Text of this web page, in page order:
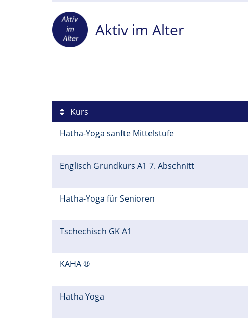
Aktiv im Alter
Kurs
Hatha-Yoga sanfte Mittelstufe
Englisch Grundkurs A1 7. Abschnitt
Hatha-Yoga für Senioren
Tschechisch GK A1
KAHA ®
Hatha Yoga